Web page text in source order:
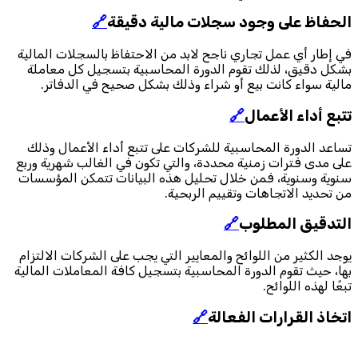
الحفاظ على وجود سجلات مالية دقيقة🔗
في إطار أي عمل تجاري ناجح لابد من الاحتفاظ بالسجلات المالية
بشكل دقيق، لذلك تقوم الدورة المحاسبية بتسجيل كل معاملة
مالية سواء كانت بيع أو شراء وذلك بشكل صحيح في الدفاتر.
تتبع أداء الأعمال🔗
تساعد الدورة المحاسبية للشركات على تتبع أداء الأعمال وذلك
على مدى فترات زمنية محددة، والتي تكون في الغالب شهرية وربع
سنوية وسنوية، فمن خلال تحليل هذه البيانات تتمكن المؤسسات
من تحديد الاتجاهات وتقييم الربحية.
التدقيق المطلوب🔗
يوجد الكثير من اللوائح والمعايير التي يجب على الشركات الالتزام
بها، حيث تقوم الدورة المحاسبية بتسجيل كافة المعاملات المالية
تبعًا لهذه اللوائح.
اتخاذ القرارات الفعالة🔗